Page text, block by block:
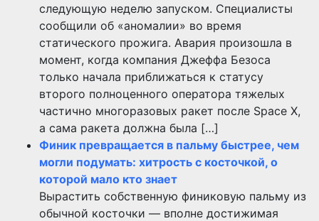
следующую неделю запуском. Специалисты
сообщили об «аномалии» во время
статического прожига. Авария произошла в
момент, когда компания Джеффа Безоса
только начала приближаться к статусу
второго полноценного оператора тяжелых
частично многоразовых ракет после Space X,
а сама ракета должна была […]
Финик превращается в пальму быстрее, чем
могли подумать: хитрость с косточкой, о
которой мало кто знает
Вырастить собственную финиковую пальму из
обычной косточки — вполне достижимая